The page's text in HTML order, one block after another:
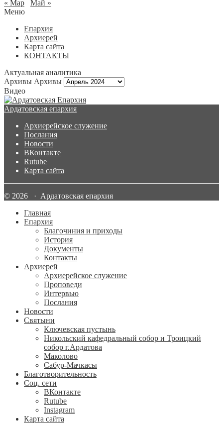
« Мар
Май »
Меню
Епархия
Архиерей
Карта сайта
КОНТАКТЫ
Актуальная аналитика
Архивы Архивы
Видео
Ардатовская епархия
Архиерейское служение
Послания
Новости
ВКонтакте
Rutube
Карта сайта
© 2026 · Ардатовская епархия
Главная
Епархия
Благочиния и приходы
История
Документы
Контакты
Архиерей
Архиерейское служение
Проповеди
Интервью
Послания
Новости
Святыни
Ключевская пустынь
Никольский кафедральный собор и Троицкий
собор г.Ардатова
Маколово
Сабур-Мачкасы
Благотворительность
Соц. сети
ВКонтакте
Rutube
Instagram
Карта сайта